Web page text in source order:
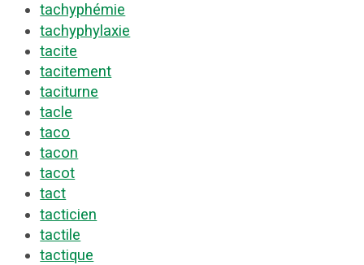
tachyphémie
tachyphylaxie
tacite
tacitement
taciturne
tacle
taco
tacon
tacot
tact
tacticien
tactile
tactique